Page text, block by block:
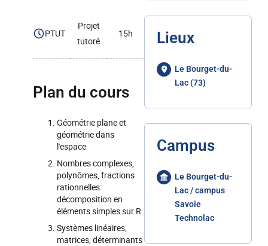
PTUT
Projet
tutoré
15h
Plan du cours
Géométrie plane et
géométrie dans
l'espace
Nombres complexes,
polynômes, fractions
rationnelles:
décomposition en
éléments simples sur R
Systèmes linéaires,
matrices, déterminants
Lieux
Le Bourget-du-
Lac (73)
Campus
Le Bourget-du-
Lac / campus
Savoie
Technolac